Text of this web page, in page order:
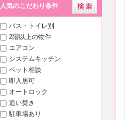
人気のこだわり条件
バス・トイレ別
2階以上の物件
エアコン
システムキッチン
ペット相談
即入居可
オートロック
追い焚き
駐車場あり